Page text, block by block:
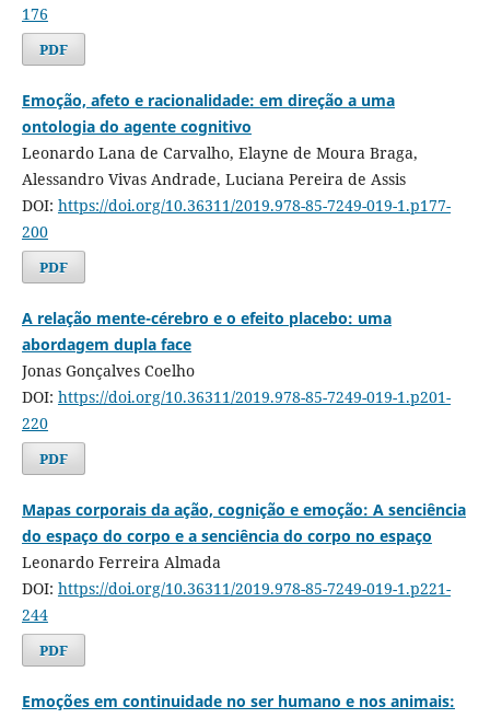
176
PDF
Emoção, afeto e racionalidade: em direção a uma
ontologia do agente cognitivo
Leonardo Lana de Carvalho, Elayne de Moura Braga,
Alessandro Vivas Andrade, Luciana Pereira de Assis
DOI: https://doi.org/10.36311/2019.978-85-7249-019-1.p177-
200
PDF
A relação mente-cérebro e o efeito placebo: uma
abordagem dupla face
Jonas Gonçalves Coelho
DOI: https://doi.org/10.36311/2019.978-85-7249-019-1.p201-
220
PDF
Mapas corporais da ação, cognição e emoção: A senciência
do espaço do corpo e a senciência do corpo no espaço
Leonardo Ferreira Almada
DOI: https://doi.org/10.36311/2019.978-85-7249-019-1.p221-
244
PDF
Emoções em continuidade no ser humano e nos animais: